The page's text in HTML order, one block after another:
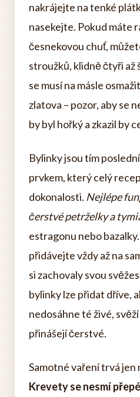
nakrájejte na tenké
nasekejte. Pokud máte
česnekovou chuť,
stroužků, klidně čtyři až
se musí na másle
zlatova – pozor, aby se
by byl hořký a zkazil by
Bylinky jsou tím
prvkem, který celý
dokonalosti. Nejlépe
čerstvé petrželky a
estragonu nebo
přidávejte vždy až na
si zachovaly svou
bylinky lze přidat dříve,
nedosáhne té živé,
přinášejí čerstvé.
Samotné vaření trvá jen
Krevety se nesmí